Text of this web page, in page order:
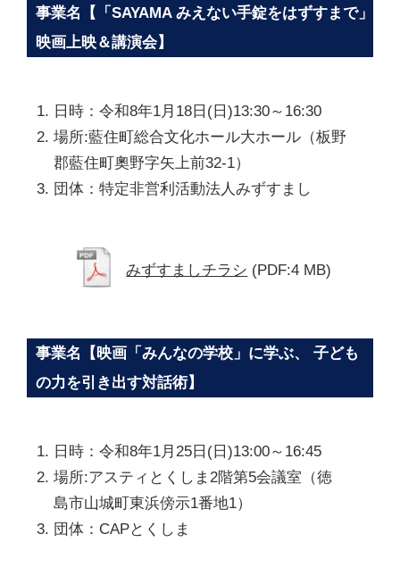
事業名【「SAYAMA みえない手錠をはずすまで」
映画上映＆講演会】
日時：令和8年1月18日(日)13:30～16:30
場所:藍住町総合文化ホール大ホール（板野
郡藍住町奧野字矢上前32-1）
団体：特定非営利活動法人みずすまし
みずすましチラシ (PDF:4 MB)
事業名【映画「みんなの学校」に学ぶ、 子ども
の力を引き出す対話術】
日時：令和8年1月25日(日)13:00～16:45
場所:アスティとくしま2階第5会議室（徳
島市山城町東浜傍示1番地1）
団体：CAPとくしま